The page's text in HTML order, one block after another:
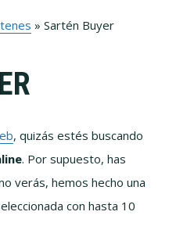
»Sartén Buyer
, quizás estés buscando
. Por supuesto, has
verás, hemos hecho una
con hasta 10